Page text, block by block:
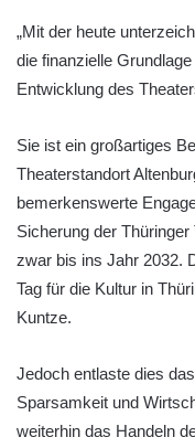
„Mit der heute
die finanzielle
Entwicklung des
Sie ist ein großartiges
Theaterstandort
bemerkenswerte
Sicherung der
zwar bis ins Jahr 2032.
Tag für die Kultur in
Kuntze.
Jedoch entlaste dies
Sparsamkeit und
weiterhin das Handeln